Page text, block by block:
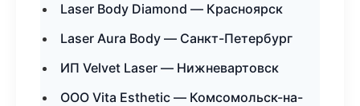
Laser Body Diamond — Красноярск
Laser Aura Body — Санкт-Петербург
ИП Velvet Laser — Нижневартовск
ООО Vita Esthetic — Комсомольск-на-